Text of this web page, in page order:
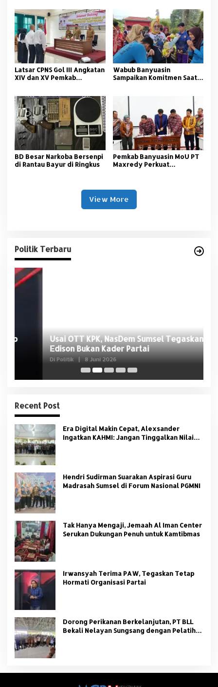
Tangkap
Latsar CPNS Gol III Angkatan
XIV dan XV Pemkab
Wabub Banyuasin
Sampaikan Komitmen Saat
BD Besar Narkoba Bersenpi
di Rantau Bayur di Ringkus
Pemkab Banyuasin MoU PT
Maxredy Perkuat
View More
Politik Terbaru
Usai OTT KPK, NasDem Sumsel Tegaskan
Edison Bukan Kader Partai
Di Politik | 8 Juni 2026
Recent Post
Era Digital Makin Cepat, Alexsander
Ingatkan KAHMI: Jangan Tinggalkan Nilai
Hendri Sudirman Suarakan Aspirasi Guru
Madrasah Sumsel di Forum Nasional PGMNI
Tak Hanya Mengaji, Jemaah Al Iman Center
Serukan Dukungan Penuh untuk Kamtibmas
Irwansyah Terima PAW, Tegaskan Tetap
Hormati Organisasi Partai
Dorong Perikanan Berkelanjutan, PT BLL
Bekali Nelayan Sungsang dengan Pelatihan